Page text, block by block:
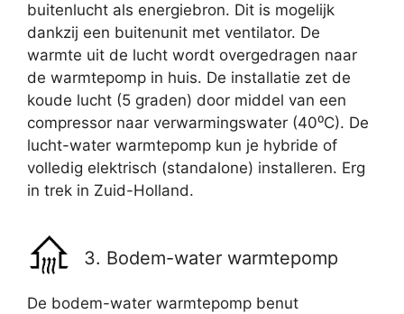
buitenlucht als energiebron. Dit is mogelijk
dankzij een buitenunit met ventilator. De
warmte uit de lucht wordt overgedragen naar
de warmtepomp in huis. De installatie zet de
koude lucht (5 graden) door middel van een
compressor naar verwarmingswater (40⁰C). De
lucht-water warmtepomp kun je hybride of
volledig elektrisch (standalone) installeren. Erg
in trek in Zuid-Holland.
3. Bodem-water warmtepomp
De bodem-water warmtepomp benut